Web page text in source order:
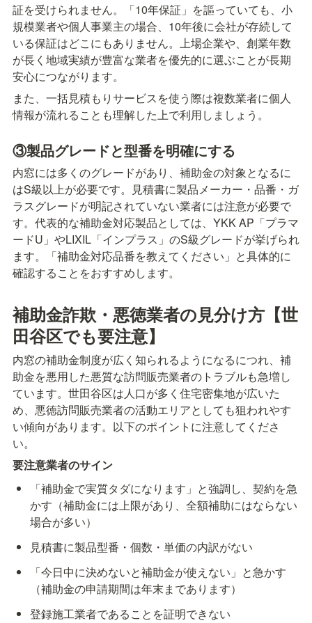
証を受けられません。「10年保証」を謳っていても、小
規模業者や個人事業主の場合、10年後に会社が存続して
いる保証はどこにもありません。上場企業や、創業年数
が長く地域実績が豊富な業者を優先的に選ぶことが長期
安心につながります。
また、一括見積もりサービスを使う際は複数業者に個人
情報が流れることも理解した上で利用しましょう。
③製品グレードと型番を明確にする
内窓には多くのグレードがあり、補助金の対象となるに
はS級以上が必要です。見積書に製品メーカー・品番・ガ
ラスグレードが明記されていない業者には注意が必要で
す。代表的な補助金対応製品としては、YKK AP「プラマ
ードU」やLIXIL「インプラス」のS級グレードが挙げられ
ます。「補助金対応品番を教えてください」と具体的に
確認することをおすすめします。
補助金詐欺・悪徳業者の見分け方【世
田谷区でも要注意】
内窓の補助金制度が広く知られるようになるにつれ、補
助金を悪用した悪質な訪問販売業者のトラブルも急増し
ています。世田谷区は人口が多く住宅密集地が広いた
め、悪徳訪問販売業者の活動エリアとしても狙われやす
い傾向があります。以下のポイントに注意してくださ
い。
要注意業者のサイン
「補助金で実質タダになります」と強調し、契約を急
かす（補助金には上限があり、全額補助にはならない
場合が多い）
見積書に製品型番・個数・単価の内訳がない
「今日中に決めないと補助金が使えない」と急かす
（補助金の申請期間は年末まであります）
登録施工業者であることを証明できない